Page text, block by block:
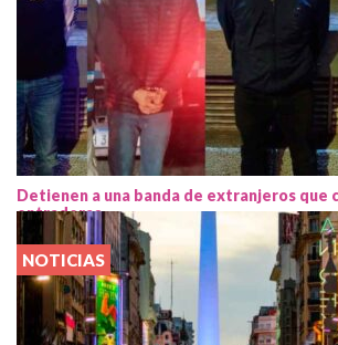
Detienen a una banda de extranjeros que
entraderas
NOTICIAS